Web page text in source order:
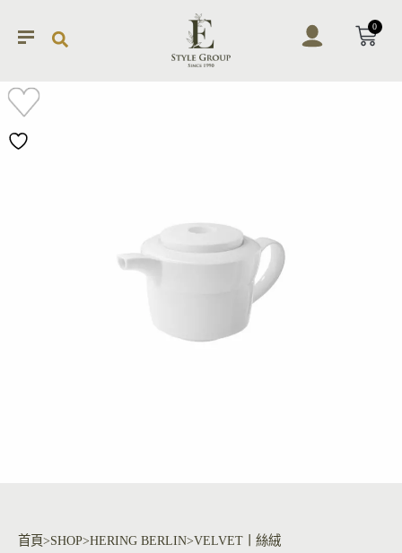
0
首頁 SHOP HERING BERLIN VELVET丨絲絨